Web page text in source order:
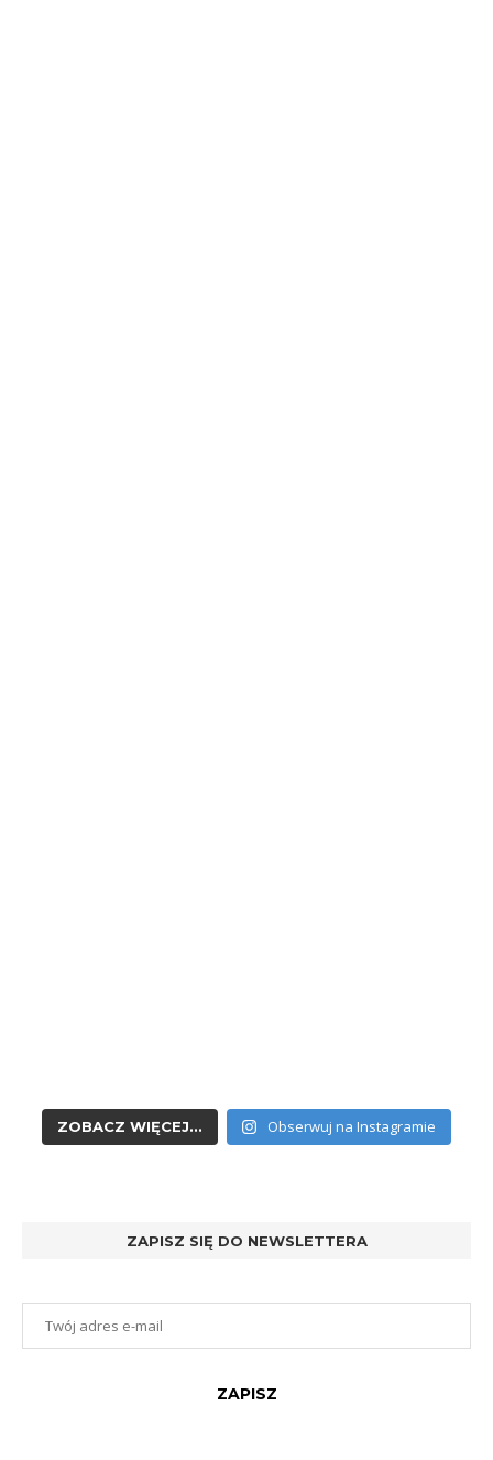
ZOBACZ WIĘCEJ... Obserwuj na Instagramie
ZAPISZ SIĘ DO NEWSLETTERA